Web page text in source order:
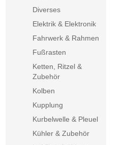
Diverses
Elektrik & Elektronik
Fahrwerk & Rahmen
Fußrasten
Ketten, Ritzel &
Zubehör
Kolben
Kupplung
Kurbelwelle & Pleuel
Kühler & Zubehör